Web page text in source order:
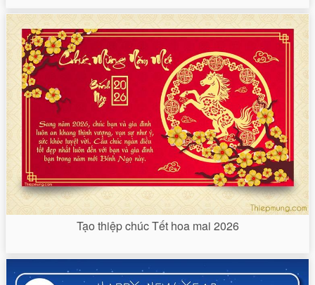
Tạo thiệp chúc Tết hoa mai 2026